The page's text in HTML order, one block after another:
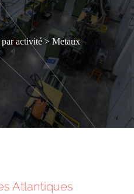
activité
Metaux
Atlantiques